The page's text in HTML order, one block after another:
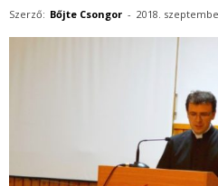
Szerző: Bőjte Csongor - 2018.